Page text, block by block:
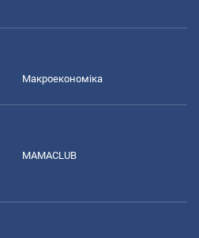
Макроекономіка
MAMACLUB